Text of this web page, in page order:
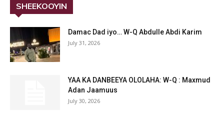
SHEEKOOYIN
Damac Dad iyo… W-Q Abdulle Abdi Karim
July 31, 2026
YAA KA DANBEEYA OLOLAHA: W-Q : Maxmud
Adan Jaamuus
July 30, 2026